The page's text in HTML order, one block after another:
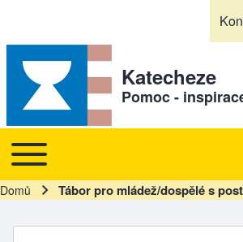
Katecheze
Pomoc -
Hlavní navigace
Toggle main menu
Drobečková navigace
Domů Tábor pro mládež/dospělé s